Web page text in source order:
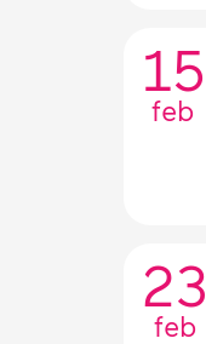
15
feb
23
feb